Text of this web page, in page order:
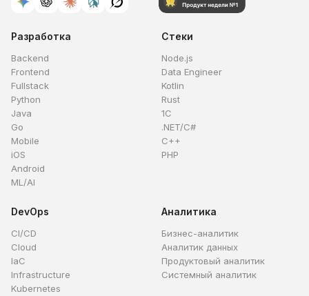
Разработка
Backend
Frontend
Fullstack
Python
Java
Go
Mobile
iOS
Android
ML/AI
Стеки
Node.js
Data Engineer
Kotlin
Rust
1C
.NET/C#
C++
PHP
DevOps
CI/CD
Cloud
IaC
Infrastructure
Kubernetes
Аналитика
Бизнес-аналитик
Аналитик данных
Продуктовый аналитик
Системный аналитик